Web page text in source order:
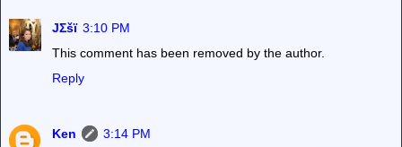
JΣšï 3:10 PM
This comment has been removed by the author.
Reply
Ken
3:14 PM